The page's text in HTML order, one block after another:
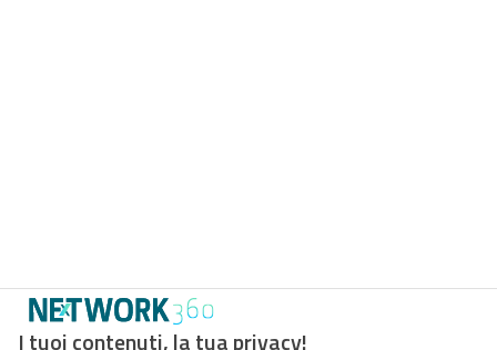
I tuoi contenuti, la tua privacy!